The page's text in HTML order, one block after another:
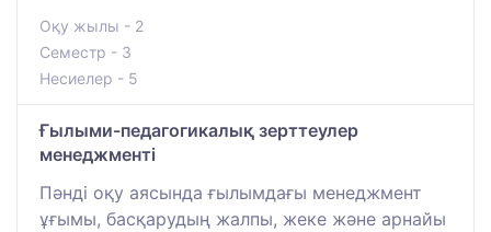
Оқу жылы - 2
Семестр - 3
Несиелер - 5
Ғылыми-педагогикалық зерттеулер
менеджменті
Пәнді оқу аясында ғылымдағы менеджмент
ұғымы, басқарудың жалпы, жеке және арнайы